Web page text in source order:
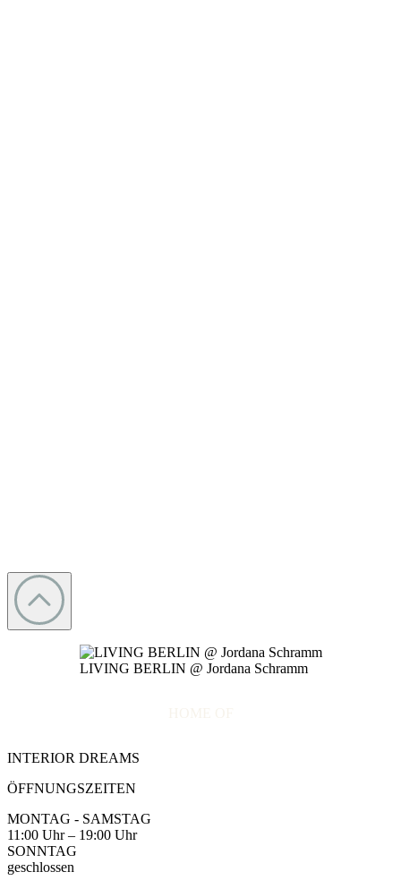
LIVING BERLIN @ Jordana Schramm
INTERIOR DREAMS
ÖFFNUNGSZEITEN
MONTAG - SAMSTAG
11:00 Uhr – 19:00 Uhr
SONNTAG
geschlossen